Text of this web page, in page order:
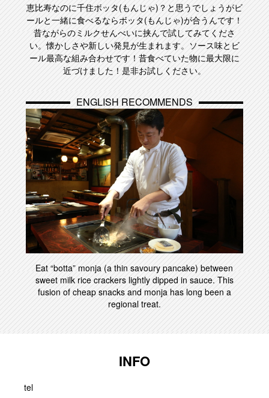
恵比寿なのに千住ボッタ(もんじゃ)？と思うでしょうがビ
ールと一緒に食べるならボッタ(もんじゃ)が合うんです！
昔ながらのミルクせんべいに挟んで試してみてくださ
い。懐かしさや新しい発見が生まれます。ソース味とビ
ール最高な組み合わせです！昔食べていた物に最大限に
近づけました！是非お試しください。
ENGLISH RECOMMENDS
Eat “botta” monja (a thin savoury pancake) between
sweet milk rice crackers lightly dipped in sauce. This
fusion of cheap snacks and monja has long been a
regional treat.
INFO
tel